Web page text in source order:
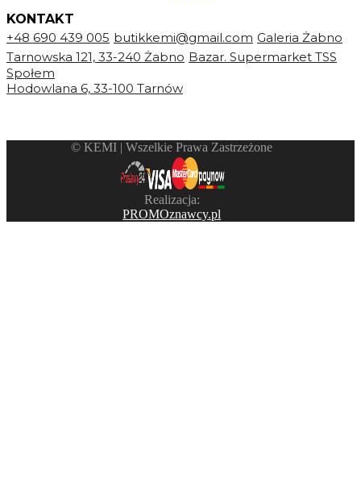
KONTAKT
+48 690 439 005 butikkemi@gmail.com Galeria Żabno
Tarnowska 121, 33-240 Żabno Bazar. Supermarket TSS
Społem
Hodowlana 6, 33-100 Tarnów
©️ KEMI | Wszelkie Prawa Zastrzeżone
Realizacja:
PROMOznawcy.pl